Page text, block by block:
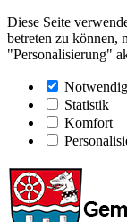
Diese Seite
betreten zu können,
"Personalisierung"
Notwendig
Statistik
Komfort